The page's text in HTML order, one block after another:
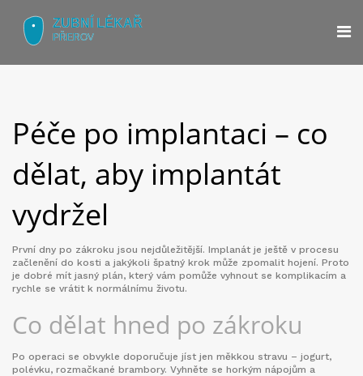
Péče po implantaci – co
dělat, aby implantát
vydržel
První dny po zákroku jsou nejdůležitější. Implanát je ještě v procesu
začlenění do kosti a jakýkoli špatný krok může zpomalit hojení. Proto
je dobré mít jasný plán, který vám pomůže vyhnout se komplikacím a
rychle se vrátit k normálnímu životu.
Co dělat hned po zákroku
Po operaci se obvykle doporučuje jíst jen měkkou stravu – jogurt,
polévku, rozmačkané brambory. Vyhněte se horkým nápojům a